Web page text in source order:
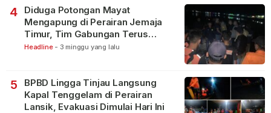
4
Diduga Potongan Mayat
Mengapung di Perairan Jemaja
Timur, Tim Gabungan Terus
Lakukan Pencarian
Headline - 3 minggu yang lalu
5
BPBD Lingga Tinjau Langsung
Kapal Tenggelam di Perairan
Lansik, Evakuasi Dimulai Hari Ini